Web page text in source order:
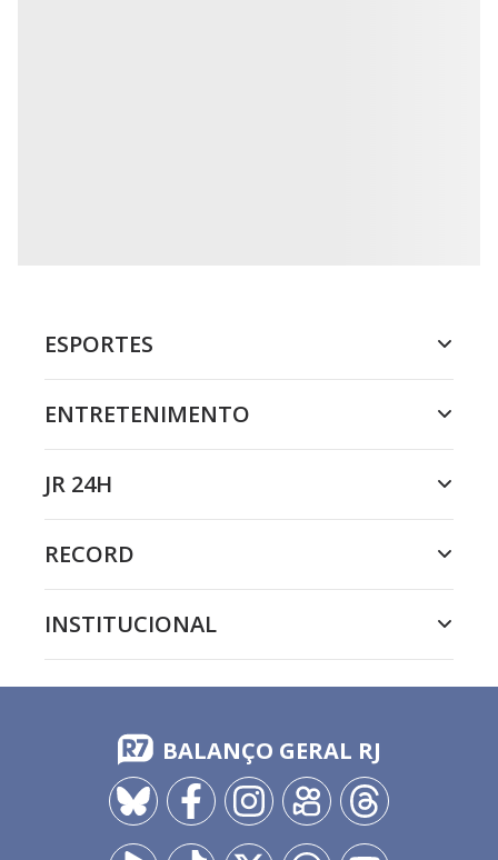
ESPORTES
ENTRETENIMENTO
JR 24H
RECORD
INSTITUCIONAL
BALANÇO GERAL RJ